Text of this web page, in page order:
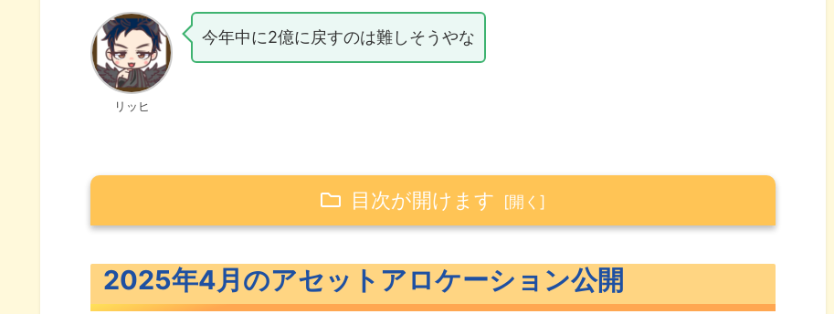
リッヒ
今年中に2億に戻すのは難しそうやな
目次が開けます
2025年4月のポートフォリオ公開
2025年4月のアセットアロケーション公開